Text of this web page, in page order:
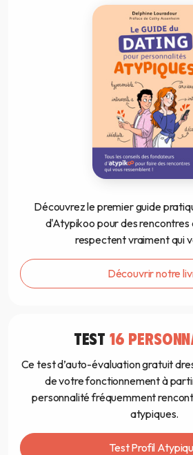
Découvrez le premier guide
d'Atypikoo pour des rencontres
respectent vraiment qui
Découvrir notre
TEST 16
Ce test d’auto-évaluation gratuit
de votre fonctionnement à
personnalité fréquemment
atypiques.
Test Profil